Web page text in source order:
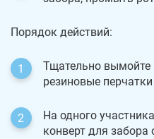
Порядок действий:
Тщательно вымойте
резиновые
На одного
конверт для забора